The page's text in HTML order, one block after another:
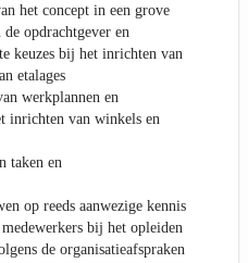
het concept in een grove
opdrachtgever en
keuzes bij het inrichten van
etalages
werkplannen en
inrichten van winkels en
taken en
op reeds aanwezige kennis
bij het opleiden
de organisatieafspraken